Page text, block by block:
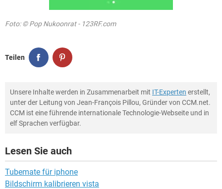
Foto: © Pop Nukoonrat - 123RF.com
Teilen
Unsere Inhalte werden in Zusammenarbeit mit IT-Experten erstellt,
unter der Leitung von Jean-François Pillou, Gründer von CCM.net.
CCM ist eine führende internationale Technologie-Webseite und in
elf Sprachen verfügbar.
Lesen Sie auch
Tubemate für iphone
Bildschirm kalibrieren vista